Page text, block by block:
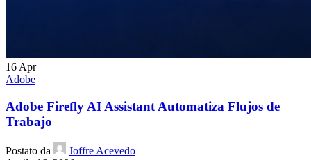
16 Apr
Adobe
Adobe Firefly AI Assistant Automatiza Flujos de
Trabajo
Postato da
Joffre Acevedo